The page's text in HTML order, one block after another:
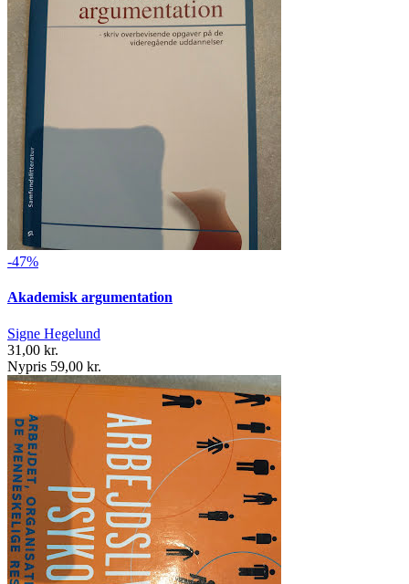
-47%
Akademisk argumentation
Signe Hegelund
31,00 kr.
Nypris 59,00 kr.